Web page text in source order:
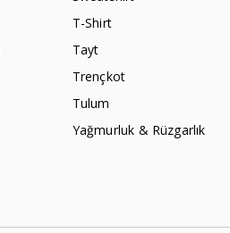
T-Shirt
Tayt
Trençkot
Tulum
Yağmurluk & Rüzgarlık